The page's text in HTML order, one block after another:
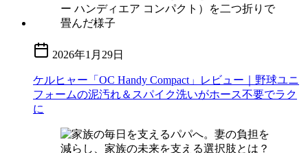
2026年1月29日
ケルヒャー「OC Handy Compact」レビュー｜野球ユニ
フォームの泥汚れ＆スパイク洗いがホース不要でラク
に